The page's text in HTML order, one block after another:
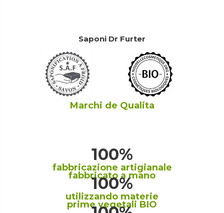
Saponi Dr Furter
Marchi de Qualita
100%
fabbricazione artigianale
fabbricato a mano
100%
utilizzando materie
prime vegetali BIO